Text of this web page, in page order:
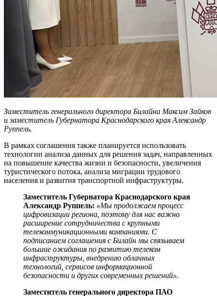
Заместитель генерального директора Билайна Максим Зайков
и заместитель Губернатора Краснодарского края Александр
Руппель.
В рамках соглашения также планируется использовать
технологии анализа данных для решения задач, направленных
на повышение качества жизни и безопасности, увеличения
туристического потока, анализа миграции трудового
населения и развития транспортной инфраструктуры.
Заместитель Губернатора Краснодарского края
Александр Руппель: «Мы продолжаем процесс
цифровизации региона, поэтому для нас важно
расширение сотрудничества с крупными
телекоммуникационными компаниями. С
подписанием соглашения с Билайн мы связываем
большие ожидания по развитию телеком
инфраструктуры, внедрению облачных
технологий, сервисов информационной
безопасности и других современных решений».
Заместитель генерального директора ПАО